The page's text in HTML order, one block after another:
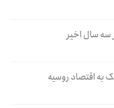
به اقتصاد روسیه